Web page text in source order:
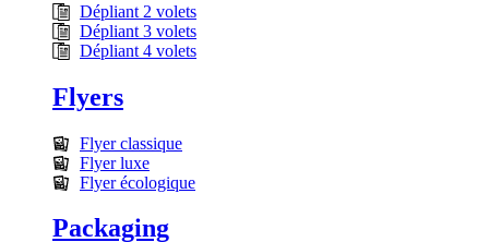
Dépliant 2 volets
Dépliant 3 volets
Dépliant 4 volets
Flyers
Flyer classique
Flyer luxe
Flyer écologique
Packaging